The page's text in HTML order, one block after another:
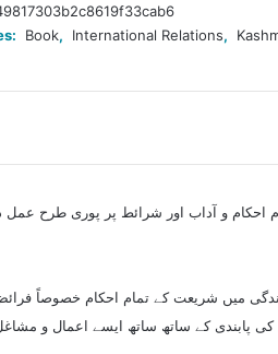
Book, International Relations,
احکام و آداب اور شرائط پر پوری طرح
میں شریعت کے تمام احکام خصوصاً
پابندی کے ساتھ ساتھ ایسے اعمال و